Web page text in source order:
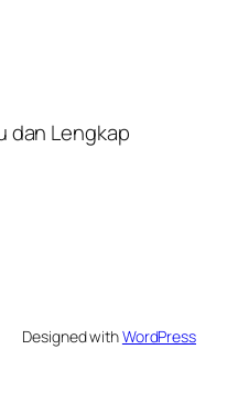
dan Lengkap
Designed withWordPress